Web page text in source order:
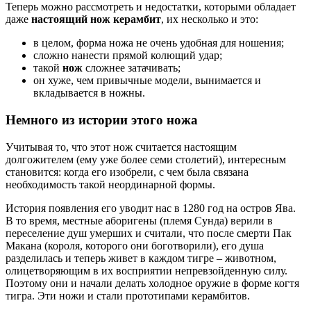
Теперь можно рассмотреть и недостатки, которыми обладает
даже настоящий нож керамбит, их несколько и это:
в целом, форма ножа не очень удобная для ношения;
сложно нанести прямой колющий удар;
такой нож сложнее затачивать;
он хуже, чем привычные модели, вынимается и
вкладывается в ножны.
Немного из истории этого ножа
Учитывая то, что этот нож считается настоящим
долгожителем (ему уже более семи столетий), интересным
становится: когда его изобрели, с чем была связана
необходимость такой неординарной формы.
История появления его уводит нас в 1280 год на остров Ява.
В то время, местные аборигены (племя Сунда) верили в
переселение душ умерших и считали, что после смерти Пак
Макана (короля, которого они боготворили), его душа
разделилась и теперь живет в каждом тигре – животном,
олицетворяющим в их восприятии непревзойденную силу.
Поэтому они и начали делать холодное оружие в форме когтя
тигра. Эти ножи и стали прототипами керамбитов.